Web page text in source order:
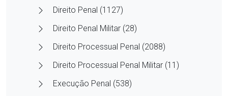
Direito Penal (1127)
Direito Penal Militar (28)
Direito Processual Penal (2088)
Direito Processual Penal Militar (11)
Execução Penal (538)